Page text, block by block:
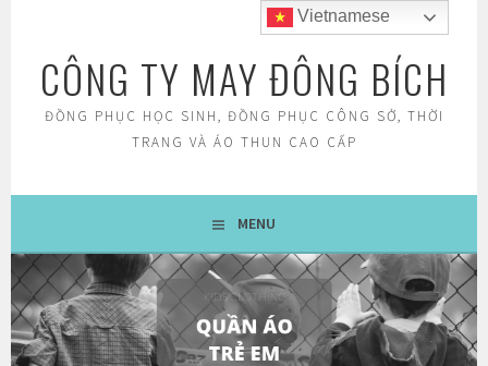
contentCÔNG TY MAY ĐÔNG BÍCH
ĐỒNG PHỤC HỌC SINH, ĐỒNG PHỤC CÔNG SỞ, THỜI
TRANG VÀ ÁO THUN CAO CẤP
MENU
Vietnamese